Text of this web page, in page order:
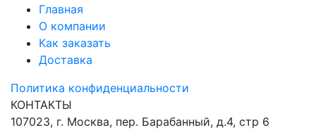
Главная
О компании
Как заказать
Доставка
Политика конфиденциальности
КОНТАКТЫ
107023, г. Москва, пер. Барабанный, д.4, стр 6